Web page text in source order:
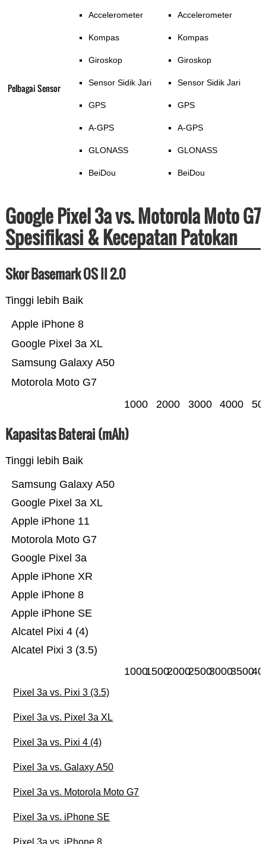
Pelbagai Sensor
Accelerometer
Kompas
Giroskop
Sensor Sidik Jari
GPS
A-GPS
GLONASS
BeiDou
Accelerometer
Kompas
Giroskop
Sensor Sidik Jari
GPS
A-GPS
GLONASS
BeiDou
Google Pixel 3a vs. Motorola Moto G7
Spesifikasi & Kecepatan Patokan
Skor Basemark OS II 2.0
Tinggi lebih Baik
Motorola Moto G7
Samsung Galaxy A50
Google Pixel 3a XL
Apple iPhone 8
1000 2000 3000 4000
Kapasitas Baterai (mAh)
Tinggi lebih Baik
Alcatel Pixi 3 (3.5)
Alcatel Pixi 4 (4)
Apple iPhone SE
Apple iPhone 8
Apple iPhone XR
Google Pixel 3a
Motorola Moto G7
Apple iPhone 11
Google Pixel 3a XL
Samsung Galaxy A50
100015002000250030003500
Pixel 3a vs. Pixi 3 (3.5)
Pixel 3a vs. Pixel 3a XL
Pixel 3a vs. Pixi 4 (4)
Pixel 3a vs. Galaxy A50
Pixel 3a vs. Motorola Moto G7
Pixel 3a vs. iPhone SE
Pixel 3a vs. iPhone 8